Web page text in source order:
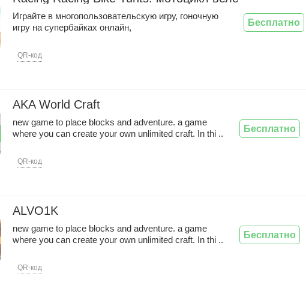
Играйте в многопользовательскую игру, гоночную
игру на супербайках онлайн,
QR-код
Бесплатно
AKA World Craft
new game to place blocks and adventure. a game
where you can create your own unlimited craft. In thi ..
QR-код
Бесплатно
ALVO1K
new game to place blocks and adventure. a game
where you can create your own unlimited craft. In thi ..
QR-код
Бесплатно